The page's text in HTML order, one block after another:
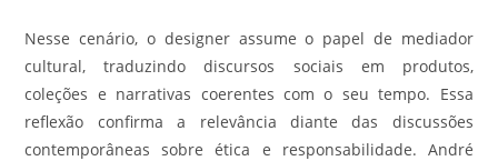
Nesse cenário, o designer assume o papel de mediador
cultural, traduzindo discursos sociais em produtos,
coleções e narrativas coerentes com o seu tempo. Essa
reflexão confirma a relevância diante das discussões
contemporâneas sobre ética e responsabilidade. André